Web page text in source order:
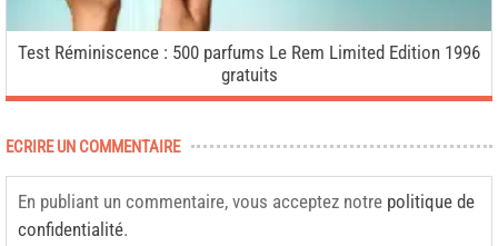
Test Réminiscence : 500 parfums Le Rem Limited Edition 1996
gratuits
ECRIRE UN COMMENTAIRE
En publiant un commentaire, vous acceptez notre politique de
confidentialité.